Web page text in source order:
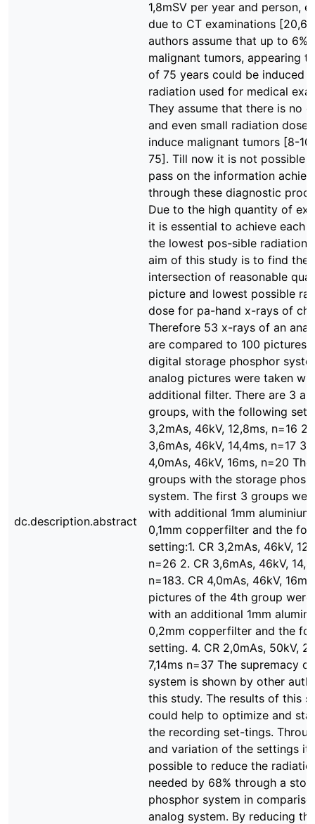
dc.description.abstract
1,8mSV per year and person,
due to CT examinations
authors assume that up to 6%
malignant tumors, appearing
of 75 years could be induced
radiation used for medical
They assume that there is no
and even small radiation
induce malignant tumors [8-
75]. Till now it is not possible
pass on the information
through these diagnostic
Due to the high quantity of
it is essential to achieve each
the lowest pos-sible radiation
aim of this study is to find the
intersection of reasonable
picture and lowest possible
dose for pa-hand x-rays of
Therefore 53 x-rays of an
are compared to 100 pictures
digital storage phosphor
analog pictures were taken
additional filter. There are 3
groups, with the following
3,2mAs, 46kV, 12,8ms, n=16 2.
3,6mAs, 46kV, 14,4ms, n=17 3.
4,0mAs, 46kV, 16ms, n=20
groups with the storage
system. The first 3 groups
with additional 1mm aluminium
0,1mm copperfilter and the
setting:1. CR 3,2mAs, 46kV,
n=26 2. CR 3,6mAs, 46kV,
n=183. CR 4,0mAs, 46kV,
pictures of the 4th group were
with an additional 1mm
0,2mm copperfilter and the
setting. 4. CR 2,0mAs, 50kV,
7,14ms n=37 The supremacy
system is shown by other
this study. The results of this
could help to optimize and
the recording set-tings.
and variation of the settings it
possible to reduce the
needed by 68% through a
phosphor system in
analog system. By reducing